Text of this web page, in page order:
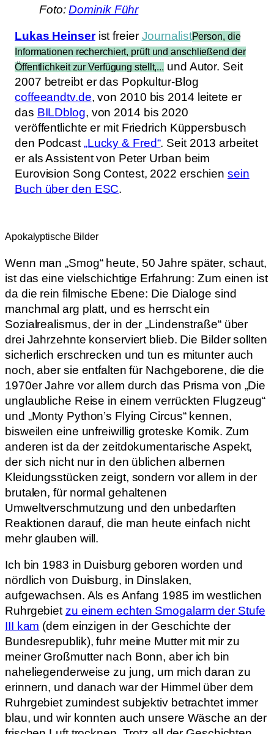
Foto:Dominik Führ
Lukas Heinserist freier JournalistPerson, die
Informationen recherchiert, prüft und anschließend der
Öffentlichkeit zur Verfügung stellt,... und Autor. Seit
2007 betreibt er das Popkultur-Blog
coffeeandtv.de, von 2010 bis 2014 leitete er
das BILDblog, von 2014 bis 2020
veröffentlichte er mit Friedrich Küppersbusch
den Podcast „Lucky & Fred“. Seit 2013 arbeitet
er als Assistent von Peter Urban beim
Eurovision Song Contest, 2022 erschiensein
Buch über den ESC.
Apokalyptische Bilder
Wenn man „Smog“ heute, 50 Jahre später, schaut,
ist das eine vielschichtige Erfahrung: Zum einen ist
da die rein filmische Ebene: Die Dialoge sind
manchmal arg platt, und es herrscht ein
Sozialrealismus, der in der „Lindenstraße“ über
drei Jahrzehnte konserviert blieb. Die Bilder sollten
sicherlich erschrecken und tun es mitunter auch
noch, aber sie entfalten für Nachgeborene, die die
1970er Jahre vor allem durch das Prisma von „Die
unglaubliche Reise in einem verrückten Flugzeug“
und „Monty Python’s Flying Circus“ kennen,
bisweilen eine unfreiwillig groteske Komik. Zum
anderen ist da der zeitdokumentarische Aspekt,
der sich nicht nur in den üblichen albernen
Kleidungsstücken zeigt, sondern vor allem in der
brutalen, für normal gehaltenen
Umweltverschmutzung und den unbedarften
Reaktionen darauf, die man heute einfach nicht
mehr glauben will.
Ich bin 1983 in Duisburg geboren worden und
nördlich von Duisburg, in Dinslaken,
aufgewachsen. Als es Anfang 1985 im westlichen
Ruhrgebietzu einem echten Smogalarm der Stufe
III kam (dem einzigen in der Geschichte der
Bundesrepublik), fuhr meine Mutter mit mir zu
meiner Großmutter nach Bonn, aber ich bin
naheliegenderweise zu jung, um mich daran zu
erinnern, und danach war der Himmel über dem
Ruhrgebiet zumindest subjektiv betrachtet immer
blau, und wir konnten auch unsere Wäsche an der